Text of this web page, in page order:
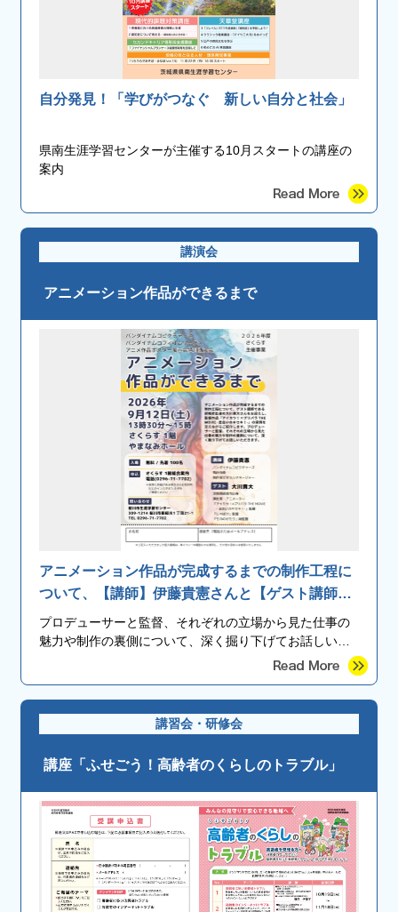
自分発見！「学びがつなぐ 新しい自分と社会」
県南生涯学習センターが主催する10月スタートの講座の
案内
講演会
アニメーション作品ができるまで
アニメーション作品が完成するまでの制作工程に
ついて、【講師】伊藤貴憲さんと【ゲスト講師】
結城市出身の大川貴大さんをお迎えし、監督作品
『アイカツ！×プリパラＴＨＥＭＯＶＩＥ-出会い
のキセキ！-』の実例を交えながら紹介します。
プロデューサーと監督、それぞれの立場から見た仕事の
魅力や制作の裏側について、深く掘り下げてお話しいた
講習会・研修会
講座「ふせごう！高齢者のくらしのトラブル」